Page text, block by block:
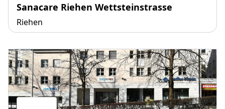
Sanacare Riehen Wettsteinstrasse
Riehen